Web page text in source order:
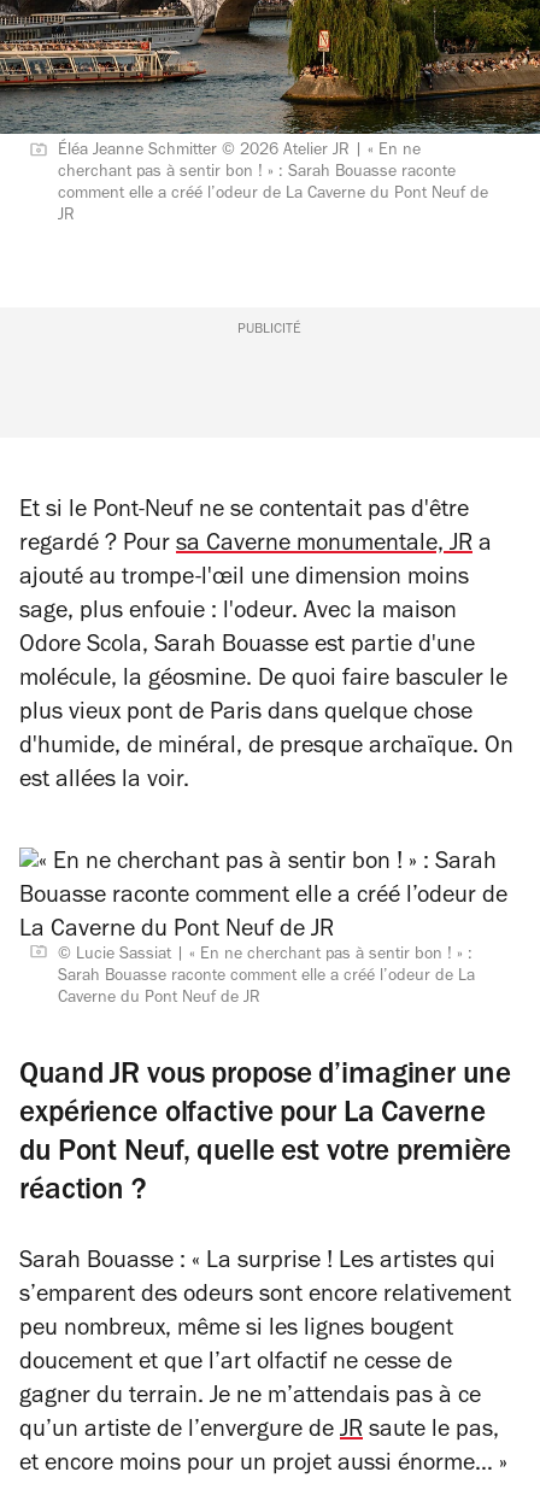
Éléa Jeanne Schmitter © 2026 Atelier JR | « En ne
cherchant pas à sentir bon ! » : Sarah Bouasse raconte
comment elle a créé l’odeur de La Caverne du Pont Neuf de
JR
PUBLICITÉ
Et si le Pont-Neuf ne se contentait pas d'être
regardé ? Pour sa Caverne monumentale, JR a
ajouté au trompe-l'œil une dimension moins
sage, plus enfouie : l'odeur. Avec la maison
Odore Scola, Sarah Bouasse est partie d'une
molécule, la géosmine. De quoi faire basculer le
plus vieux pont de Paris dans quelque chose
d'humide, de minéral, de presque archaïque. On
est allées la voir.
© Lucie Sassiat
« En ne cherchant pas à sentir bon ! » :
Sarah Bouasse raconte comment elle a créé l’odeur de La
Caverne du Pont Neuf de JR
Quand JR vous propose d’imaginer une
expérience olfactive pour La Caverne
du Pont Neuf, quelle est votre première
réaction ?
Sarah Bouasse : « La surprise ! Les artistes qui
s’emparent des odeurs sont encore relativement
peu nombreux, même si les lignes bougent
doucement et que l’art olfactif ne cesse de
gagner du terrain. Je ne m’attendais pas à ce
qu’un artiste de l’envergure de JR saute le pas,
et encore moins pour un projet aussi énorme… »